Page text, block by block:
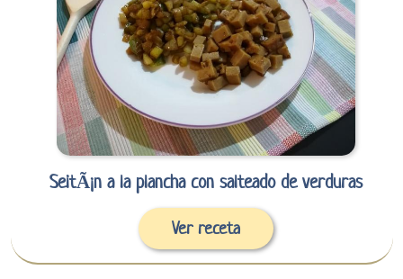
SeitÃ¡n a la plancha con salteado de verduras
Ver receta